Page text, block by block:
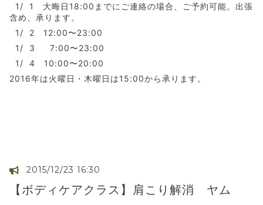
1/ 1 大晦日18:00までにご連絡の場合、ご予約可能。出張
含め、承ります。
1/ 2 12:00〜23:00
1/ 3 7:00〜23:00
1/ 4 10:00〜20:00
2016年は火曜日・木曜日は15:00から承ります。
2015/12/23 16:30
【ボディケアクラス】肩こり解消 ヤム